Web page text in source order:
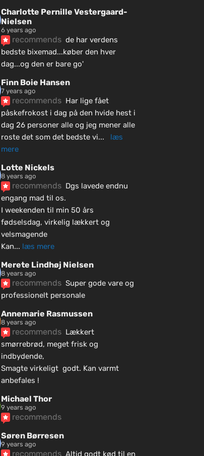
Charlotte Pernille Vestergaard-
Nielsen
6 years ago
recommends de har verdens
bedste bixemad...køber den hver
dag...og den er bare go'
Finn Boie Hansen
7 years ago
recommends Har lige fået
påskefrokost i dag på den hvide hest i
dag 26 personer alle og jeg mener alle
roste det som det bedste vi...
læs
mere
Lotte Nickels
8 years ago
recommends Dgs lavede endnu
engang mad til os.
I weekenden til min 50 års
fødselsdag, virkelig lækkert og
velsmagende
Kan... læs mere
Merete Lindhøj Nielsen
8 years ago
recommends Super gode vare og
professionelt personale
Annemarie Rasmussen
8 years ago
recommends Lækkert
smørrebrød, meget frisk og
indbydende,
Smagte virkeligt  godt. Kan varmt
anbefales !
Michael Thor
9 years ago
recommends
Søren Børresen
9 years ago
recommends Altid godt kød til en